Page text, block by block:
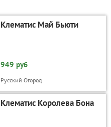
Клематис Май Бьюти
949 руб
Русский Огород
Клематис Королева Бона